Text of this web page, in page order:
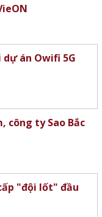
án Owifi 5G
công ty Sao Bắc
"đội lốt" đầu